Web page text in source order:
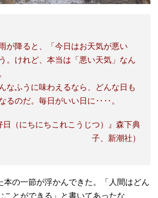
が降ると、「今日はお天気が悪い
。けれど、本当は「悪い天気」なん
なふうに味わえるなら、どんな日も
るのだ。毎日がいい日に‥‥。
日（にちにちこれこうじつ）』森下典
子、新潮社）
の一節が浮かんできた。「人間はどん
ことができる」と書いてあったな